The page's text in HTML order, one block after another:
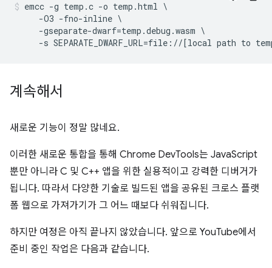
emcc -g temp.c -o temp.html \
     -O3 -fno-inline \
     -gseparate-dwarf=temp.debug.wasm \
계속해서
새로운 기능이 정말 많네요.
이러한 새로운 통합을 통해 Chrome DevTools는 JavaScript
뿐만 아니라 C 및 C++ 앱을 위한 실용적이고 강력한 디버거가
됩니다. 따라서 다양한 기술로 빌드된 앱을 공유된 크로스 플랫
폼 웹으로 가져가기가 그 어느 때보다 쉬워집니다.
하지만 여정은 아직 끝나지 않았습니다. 앞으로 YouTube에서
준비 중인 작업은 다음과 같습니다.